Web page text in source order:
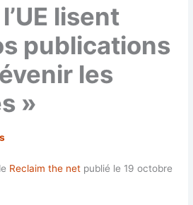
lisent
publications
les
»
Reclaim the net publié le 19 octobre